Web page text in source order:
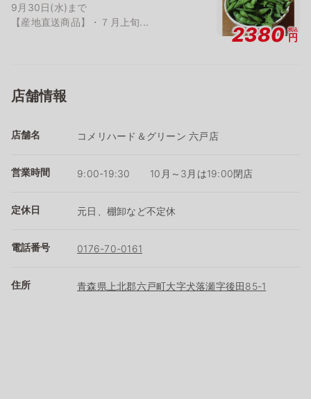
9月30日(水)まで
【産地直送商品】・７月上旬...
2380 税込
円
店舗情報
店舗名 コメリハード＆グリーン 六戸店
営業時間 9:00-19:30 10月～3月は19:00閉店
定休日 元日、棚卸など不定休
電話番号 0176-70-0161
住所 青森県上北郡六戸町大字犬落瀬字後田85-1